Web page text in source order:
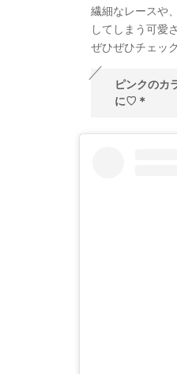
繊細なレースや
してしまう可愛
ぜひぜひチェッ
ピンクのカ
に♡＊